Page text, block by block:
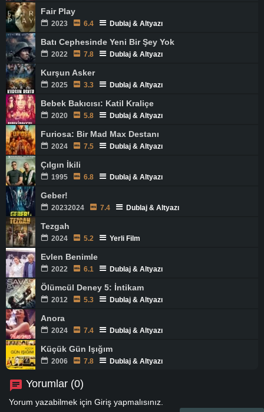
Fair Play
2023 6.4 Dublaj & Altyazı
Batı Cephesinde Yeni Bir Şey Yok
2022 7.8 Dublaj & Altyazı
Kurşun Asker
2025 3.3 Dublaj & Altyazı
Bebek Bakıcısı: Katil Kraliçe
2020 5.8 Dublaj & Altyazı
Furiosa: Bir Mad Max Destanı
2024 7.5 Dublaj & Altyazı
Çılgın İkili
1995 6.8 Dublaj & Altyazı
Geber!
20232024 7.4 Dublaj & Altyazı
Tezgah
2024 5.2 Yerli Film
Evlen Benimle
2022 6.1 Dublaj & Altyazı
Ölümcül Deney 5: İntikam
2012 5.3 Dublaj & Altyazı
Anora
2024 7.4 Dublaj & Altyazı
Küçük Gün Işığım
2006 7.8 Dublaj & Altyazı
Yorumlar (0)
Yorum yazabilmek için Giriş yapmalısınız.